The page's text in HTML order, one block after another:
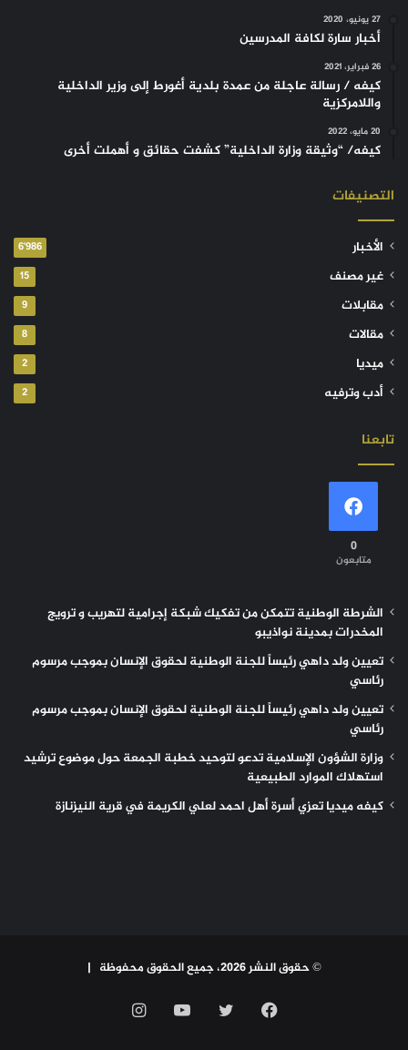
27 يونيو، 2020
أخبار سارة لكافة المدرسين
26 فبراير، 2021
كيفه / رسالة عاجلة من عمدة بلدية أغورط إلى وزير الداخلية
واللامركزية
20 مايو، 2022
كيفه/ “وثيقة وزارة الداخلية” كشفت حقائق و أهملت أخرى
التصنيفات
الأخبار 6٬986
غير مصنف 15
مقابلات 9
مقالات 8
ميديا 2
أدب وترفيه 2
تابعنا
0
متابعون
الشرطة الوطنية تتمكن من تفكيك شبكة إجرامية لتهريب و ترويج
المخدرات بمدينة نواذيبو
تعيين ولد داهي رئيساً للجنة الوطنية لحقوق الإنسان بموجب مرسوم
رئاسي
تعيين ولد داهي رئيساً للجنة الوطنية لحقوق الإنسان بموجب مرسوم
رئاسي
وزارة الشؤون الإسلامية تدعو لتوحيد خطبة الجمعة حول موضوع ترشيد
استهلاك الموارد الطبيعية
كيفه ميديا تعزي أسرة أهل احمد لعلي الكريمة في قرية النيزنازة
© حقوق النشر 2026، جميع الحقوق محفوظة |
فيسبوك تويتر يوتيوب